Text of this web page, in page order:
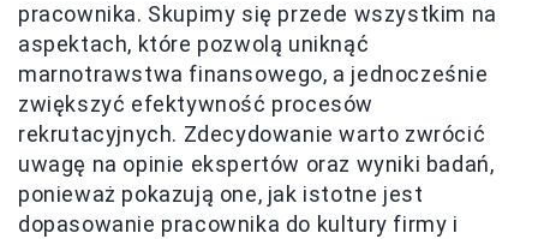
pracownika. Skupimy się przede wszystkim na
aspektach, które pozwolą uniknąć
marnotrawstwa finansowego, a jednocześnie
zwiększyć efektywność procesów
rekrutacyjnych. Zdecydowanie warto zwrócić
uwagę na opinie ekspertów oraz wyniki badań,
ponieważ pokazują one, jak istotne jest
dopasowanie pracownika do kultury firmy i